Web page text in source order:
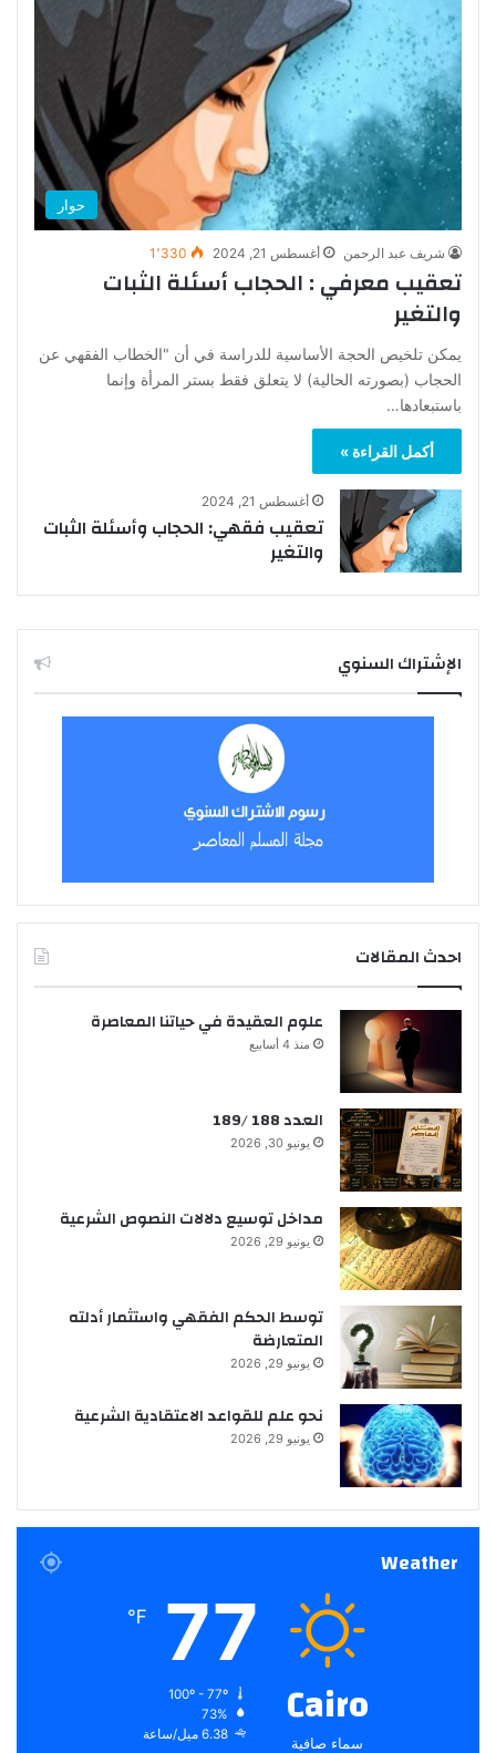
حوار
شريف عبد الرحمن أغسطس 21, 2024 1٬330
تعقيب معرفي : الحجاب أسئلة الثبات
والتغير
يمكن تلخيص الحجة الأساسية للدراسة في أن "الخطاب الفقهي عن
الحجاب (بصورته الحالية) لا يتعلق فقط بستر المرأة وإنما
باستبعادها…
أكمل القراءة »
أغسطس 21, 2024
تعقيب فقهي: الحجاب وأسئلة الثبات
والتغير
الإشتراك السنوي
احدث المقالات
علوم العقيدة في حياتنا المعاصرة
منذ 4 أسابيع
العدد 188 /189
يونيو 30, 2026
مداخل توسيع دلالات النصوص الشرعية
يونيو 29, 2026
توسط الحكم الفقهي واستثمار أدلته
المتعارضة
يونيو 29, 2026
نحو علم للقواعد الاعتقادية الشرعية
يونيو 29, 2026
Weather
Cairo
سماء صافية
77
℉
73%
6.38 ميل/ساعة